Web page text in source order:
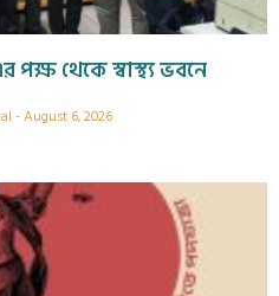
থেকে স্বাস্থ্য ভবনে
August 6, 2026